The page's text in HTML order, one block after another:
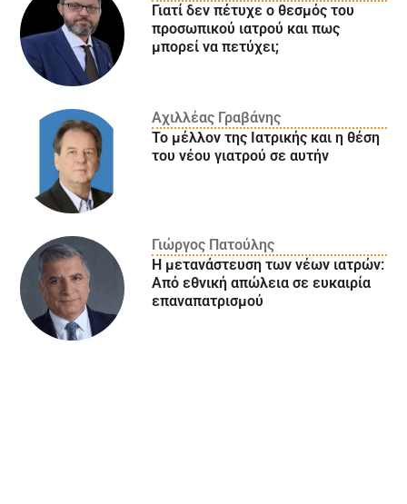
Γιατί δεν πέτυχε ο θεσμός του
προσωπικού ιατρού και πως
μπορεί να πετύχει;
Αχιλλέας Γραβάνης
Το μέλλον της Ιατρικής και η θέση
του νέου γιατρού σε αυτήν
Γιώργος Πατούλης
Η μετανάστευση των νέων ιατρών:
Aπό εθνική απώλεια σε ευκαιρία
επαναπατρισμού